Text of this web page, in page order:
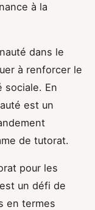
à la
dans le
à renforcer le
sociale. En
est un
de tutorat.
pour les
un défi de
en termes